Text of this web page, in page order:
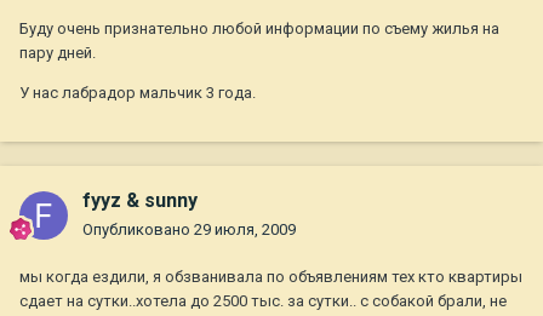
Буду очень признательно любой информации по съему жилья на
пару дней.
У нас лабрадор мальчик 3 года.
fyyz & sunny
Опубликовано 29 июля, 2009
мы когда ездили, я обзванивала по объявлениям тех кто квартиры
сдает на сутки..хотела до 2500 тыс. за сутки.. с собакой брали, не